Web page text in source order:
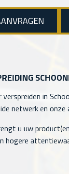
in
netwerk en
u uw
hogere